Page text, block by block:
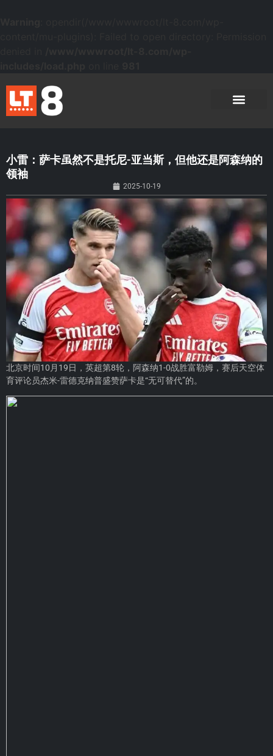
小雷：萨卡虽然不是托尼-亚当斯，但他还是阿森纳的
领袖
2025-10-19
北京时间10月19日，英超第8轮，阿森纳1-0战胜富勒姆，赛后天空体
育评论员杰米-雷德克纳普盛赞萨卡是“无可替代”的。